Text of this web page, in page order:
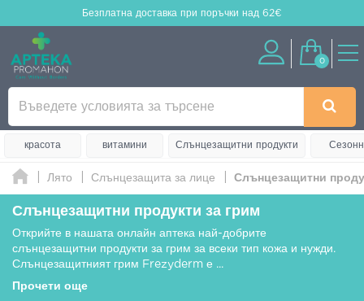
Безплатна доставка при поръчки над 62€
0
красота витамини Слънцезащитни продукти
Лято Слънцезащита за лице Слънцезащитни
Слънцезащитни продукти за грим
Открийте в нашата онлайн аптека най-добрите
слънцезащитни продукти за грим за всеки тип кожа и нужди.
Слънцезащитният грим Frezyderm е ...
Прочети още